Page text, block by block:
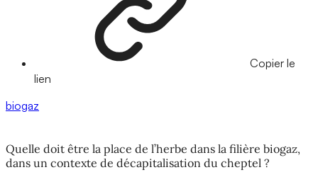
Copier le
lien
biogaz
Quelle doit être la place de l’herbe dans la filière biogaz,
dans un contexte de décapitalisation du cheptel ?